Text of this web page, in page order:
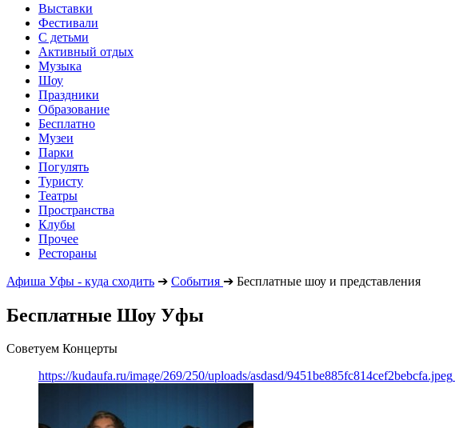
Выставки
Фестивали
С детьми
Активный отдых
Музыка
Шоу
Праздники
Образование
Бесплатно
Музеи
Парки
Погулять
Туристу
Театры
Пространства
Клубы
Прочее
Рестораны
Афиша Уфы - куда сходить ➔ События ➔ Бесплатные шоу и представления
Бесплатные Шоу Уфы
Советуем Концерты
https://kudaufa.ru/image/269/250/uploads/asdasd/9451be885fc814cef2bebcfa.jpeg